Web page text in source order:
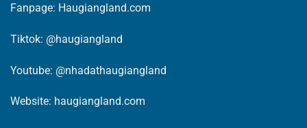
Fanpage: Haugiangland.com
Tiktok: @haugiangland
Youtube: @nhadathaugiangland
Website: haugiangland.com